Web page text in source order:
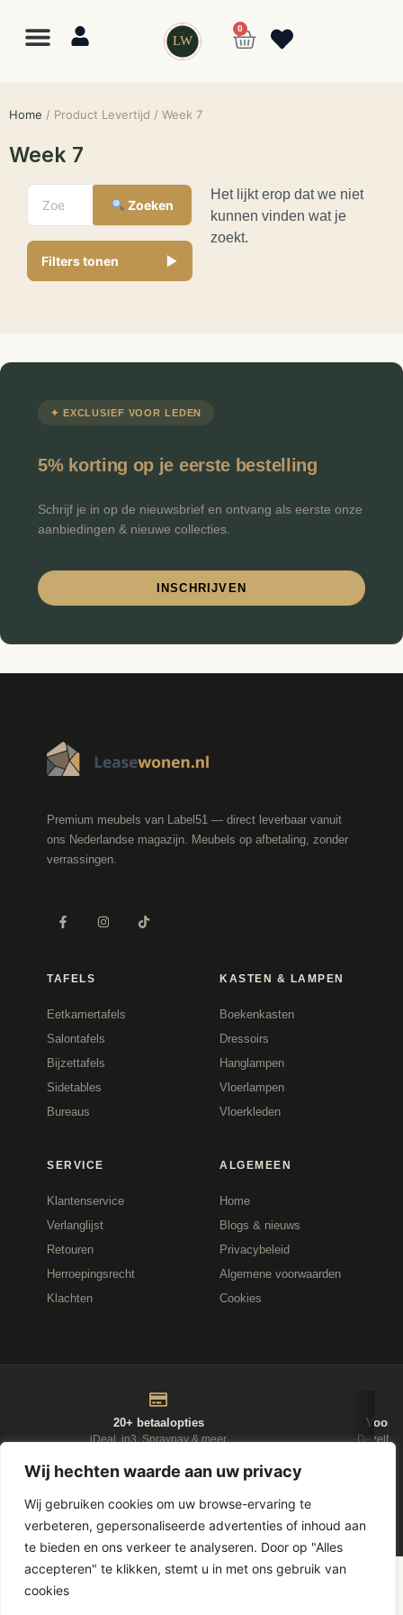
Wij hechten waarde aan uw privacy
Wij gebruiken cookies om uw browse-ervaring te
verbeteren, gepersonaliseerde advertenties of inhoud aan
te bieden en ons verkeer te analyseren. Door op "Alles
accepteren" te klikken, stemt u in met ons gebruik van
cookies
LW
0
Home / Product Levertijd / Week 7
Week 7
Zoeken
Filters tonen ▼
Het lijkt erop dat we niet
kunnen vinden wat je
zoekt.
✦ EXCLUSIEF VOOR LEDEN
5% korting op je eerste bestelling
Schrijf je in op de nieuwsbrief en ontvang als eerste onze
aanbiedingen & nieuwe collecties.
INSCHRIJVEN
Premium meubels van Label51 — direct leverbaar vanuit
ons Nederlandse magazijn. Meubels op afbetaling, zonder
verrassingen.
TAFELS
Eetkamertafels
Salontafels
Bijzettafels
Sidetables
Bureaus
KASTEN & LAMPEN
Boekenkasten
Dressoirs
Hanglampen
Vloerlampen
Vloerkleden
SERVICE
Klantenservice
Verlanglijst
Retouren
Herroepingsrecht
Klachten
ALGEMEEN
Home
Blogs & nieuws
Privacybeleid
Algemene voorwaarden
Cookies
20+ betaalopties
iDeal, in3, Spraypay & meer
Voor
NIEUWSBRIEF
D-Fokker